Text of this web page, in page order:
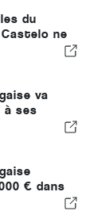
du
ne
va
à ses
€ dans
eau